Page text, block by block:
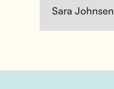
Sara Johnsen